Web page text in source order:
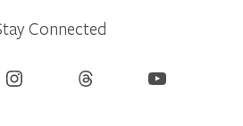
Connected
Instagram Threads YouTube